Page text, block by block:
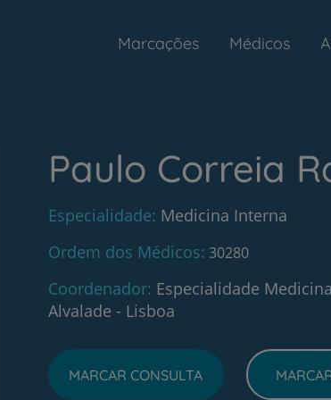
Marcações Médicos
Paulo Correia
Especialidade Medicina Interna
Ordem dos Médicos 30280
Coordenador Especialidade
Alvalade - Lisboa
MARCAR CONSULTA